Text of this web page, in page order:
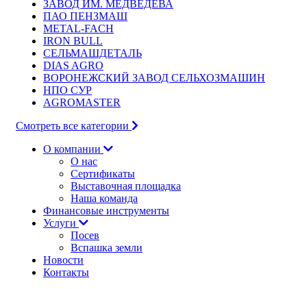
ЗАВОД ИМ. МЕДВЕДЕВА
ПАО ПЕНЗМАШ
METAL-FACH
IRON BULL
СЕЛЬМАШДЕТАЛЬ
DIAS AGRO
ВОРОНЕЖСКИЙ ЗАВОД СЕЛЬХОЗМАШИН
НПО СУР
AGROMASTER
Смотреть все категории
О компании
О нас
Сертификаты
Выставочная площадка
Наша команда
Финансовые инструменты
Услуги
Посев
Вспашка земли
Новости
Контакты